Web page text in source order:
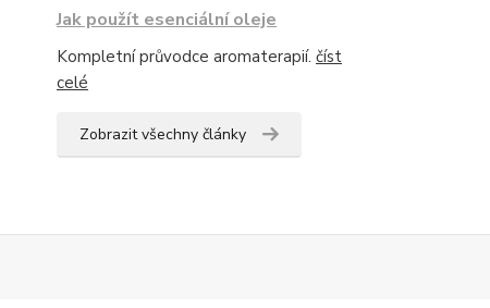
Jak použít esenciální oleje
Kompletní průvodce aromaterapií. číst
celé
Zobrazit všechny články